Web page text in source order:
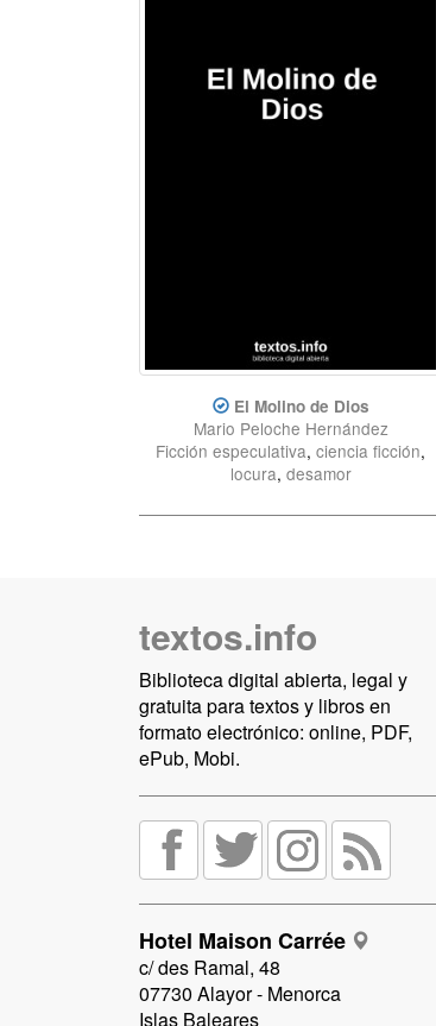
El Molino de Dios
Mario Peloche Hernández
Ficción especulativa, ciencia ficción,
locura, desamor
textos.info
Biblioteca digital abierta, legal y
gratuita para textos y libros en
formato electrónico: online, PDF,
ePub, Mobi.
Hotel Maison Carrée
c/ des Ramal, 48
07730 Alayor - Menorca
Islas Baleares